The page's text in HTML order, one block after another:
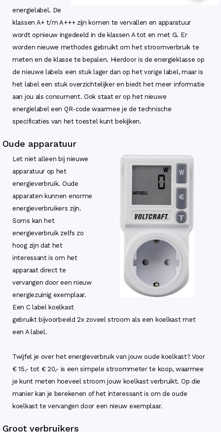
energielabel. De
klassen A+ t/m A+++ zijn komen te vervallen en apparatuur
wordt opnieuw ingedeeld in de klassen A tot en met G. Er
worden nieuwe methodes gebruikt om het stroomverbruik te
meten en de klasse te bepalen. Hierdoor is de energieklasse op
de nieuwe labels een stuk lager dan op het vorige label, maar is
het label een stuk overzichtelijker en biedt het meer informatie
aan jou als consument. Ook staat er op het nieuwe
energielabel een QR-code waarmee je de technische
specificaties van het toestel kunt bekijken.
Oude apparatuur
Let niet alleen bij nieuwe
apparatuur op het
energieverbruik. Oude
apparaten kunnen enorme
energieverbruikers zijn.
Soms kan het
energieverbruik zelfs zo
hoog zijn dat het
interessant is om het
apparaat direct te
vervangen door een nieuw
energiezuinig exemplaar.
Een C label koelkast
gebruikt bijvoorbeeld 2x zoveel stroom als een koelkast met
een A label.
Twijfel je over het energieverbruik van jouw oude koelkast? Voor
€ 15,- tot € 20,- is een simpele stroommeter te koop, waarmee
je kunt meten hoeveel stroom jouw koelkast verbruikt. Op die
manier kan je berekenen of het interessant is om de oude
koelkast te vervangen door een nieuw exemplaar.
Groot verbruikers